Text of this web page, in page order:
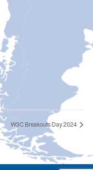
W3C Breakouts Day 2024